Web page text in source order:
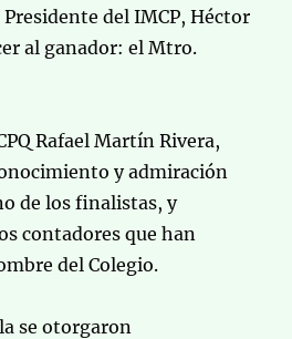
del IMCP, Héctor
al ganador: el Mtro.
Rafael Martín Rivera,
y admiración
de los finalistas, y
contadores que han
del Colegio.
se otorgaron